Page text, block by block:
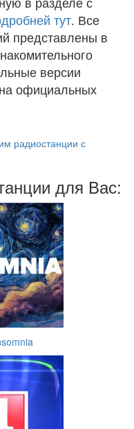
тут. Все
представлены в
версии
официальных
радиостанции с
для Вас: